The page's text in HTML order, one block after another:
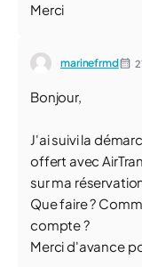
Merci
marinefrmd
Bonjour,
J'ai suivi la
offert avec
sur ma
Que faire ?
compte ?
Merci d'avance